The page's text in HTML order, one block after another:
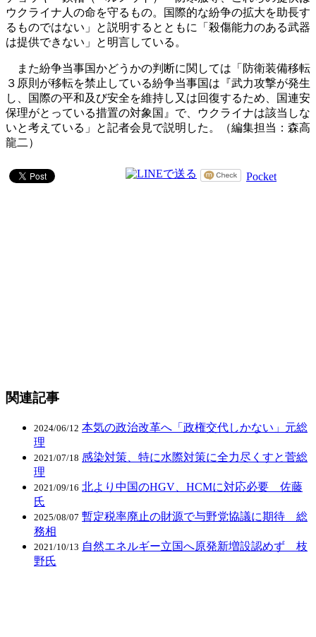
ウクライナ人の命を守るもの。国際的な紛争の拡大を助長す
るものではない」と説明するとともに「殺傷能力のある武器
は提供できない」と明言している。
また紛争当事国かどうかの判断に関しては「防衛装備移転
３原則が移転を禁止している紛争当事国は『武力攻撃が発生
し、国際の平和及び安全を維持し又は回復するため、国連安
保理がとっている措置の対象国』で、ウクライナは該当しな
いと考えている」と記者会見で説明した。（編集担当：森高
龍二）
Pocket
関連記事
2024/06/12 本気の政治改革へ「政権交代しかない」元総
理
2021/07/18 感染対策、特に水際対策に全力尽くすと菅総
理
2021/09/16 北より中国のHGV、HCMに対応必要 佐藤
氏
2025/08/07 暫定税率廃止の財源で与野党協議に期待 総
務相
2021/10/13 自然エネルギー立国へ原発新増設認めず 枝
野氏